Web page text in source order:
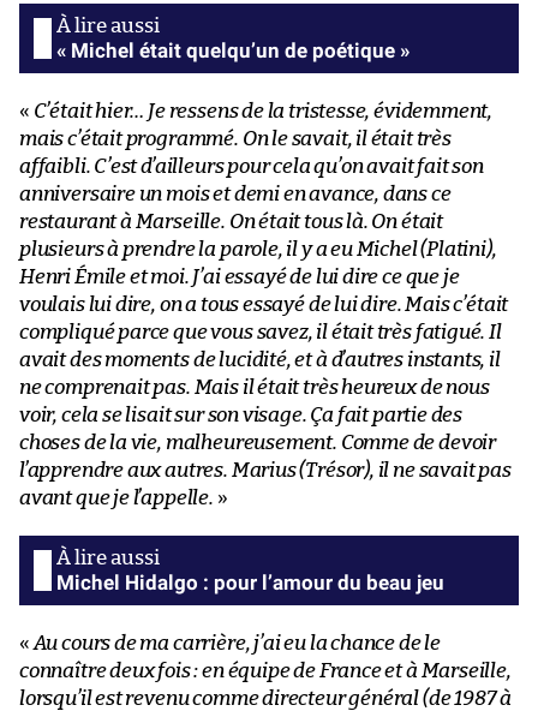
« Michel était quelqu’un de poétique »
« C’était hier… Je ressens de la tristesse, évidemment,
mais c’était programmé. On le savait, il était très
affaibli. C’est d’ailleurs pour cela qu’on avait fait son
anniversaire un mois et demi en avance, dans ce
restaurant à Marseille. On était tous là. On était
plusieurs à prendre la parole, il y a eu Michel (Platini),
Henri Émile et moi. J’ai essayé de lui dire ce que je
voulais lui dire, on a tous essayé de lui dire. Mais c’était
compliqué parce que vous savez, il était très fatigué. Il
avait des moments de lucidité, et à d’autres instants, il
ne comprenait pas. Mais il était très heureux de nous
voir, cela se lisait sur son visage. Ça fait partie des
choses de la vie, malheureusement. Comme de devoir
l’apprendre aux autres. Marius (Trésor), il ne savait pas
avant que je l’appelle. »
Michel Hidalgo : pour l’amour du beau jeu
« Au cours de ma carrière, j’ai eu la chance de le
connaître deux fois : en équipe de France et à Marseille,
lorsqu’il est revenu comme directeur général(de 1987 à